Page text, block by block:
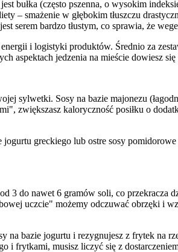
bułka (często pszenna, o wysokim
– smażenie w głębokim tłuszczu
serem bardzo tłustym, co sprawia, że
i logistyki produktów. Średnio za
aspektach jedzenia na mieście dowiesz się
sylwetki. Sosy na bazie majonezu
zwiększasz kaloryczność posiłku o
greckiego lub ostre sosy
3 do nawet 6 gramów soli, co przekracza
uczcie" możemy odczuwać obrzęki i
bazie jogurtu i rezygnujesz z frytek na
i frytkami, musisz liczyć się z